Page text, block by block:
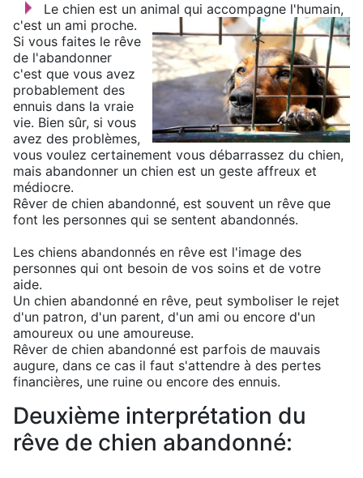
Le chien est un animal qui accompagne l'humain,
c'est un ami proche.
Si vous faites le rêve
de l'abandonner
c'est que vous avez
probablement des
ennuis dans la vraie
vie. Bien sûr, si vous
avez des problèmes,
vous voulez certainement vous débarrassez du chien,
mais abandonner un chien est un geste affreux et
médiocre.
Rêver de chien abandonné, est souvent un rêve que
font les personnes qui se sentent abandonnés.
Les chiens abandonnés en rêve est l'image des
personnes qui ont besoin de vos soins et de votre
aide.
Un chien abandonné en rêve, peut symboliser le rejet
d'un patron, d'un parent, d'un ami ou encore d'un
amoureux ou une amoureuse.
Rêver de chien abandonné est parfois de mauvais
augure, dans ce cas il faut s'attendre à des pertes
financières, une ruine ou encore des ennuis.
Deuxième interprétation du
rêve de chien abandonné: